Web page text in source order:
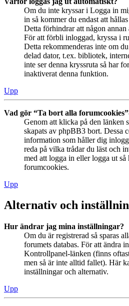
Om du inte kryssar i Logga in
in så kommer du endast att
Detta förhindrar att någon
För att förbli inloggad, kryssa i
Detta rekommenderas inte om
delad dator, t.ex. bibliotek,
inte ser denna kryssruta så har
inaktiverat denna funktion.
Upp
Vad gör “Ta bort alla
Genom att klicka på den länken
skapats av phpBB3 bort. Dessa
information som håller dig
reda på vilka trådar du läst och
med att logga in eller logga ut
forumcookies.
Upp
Alternativ och
Hur ändrar jag mina inställningar?
Om du är registrerad så sparas
forumets databas. För att ändra
Kontrollpanel-länken (finns
men så är inte alltid fallet). Här
inställningar och alternativ.
Upp